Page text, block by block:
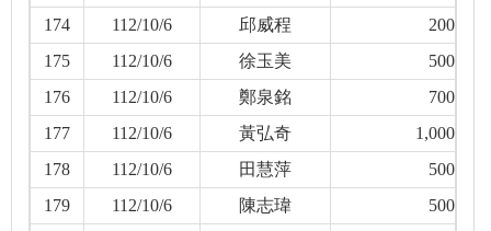
174
112/10/6 邱威程
200
175
112/10/6 徐玉美
500
176
112/10/6 鄭泉銘
700
177
112/10/6 黃弘奇
1,000
178
112/10/6 田慧萍
500
179
112/10/6 陳志瑋
500